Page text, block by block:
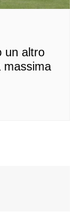
un altro
massima